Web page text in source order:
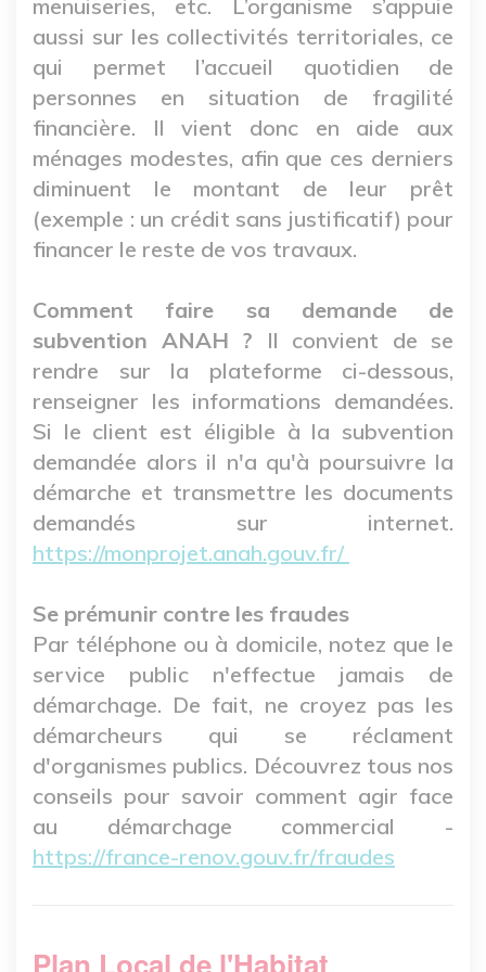
menuiseries, etc. L’organisme s’appuie
aussi sur les collectivités territoriales, ce
qui permet l’accueil quotidien de
personnes en situation de fragilité
financière. Il vient donc en aide aux
ménages modestes, afin que ces derniers
diminuent le montant de leur prêt
(exemple : un crédit sans justificatif) pour
financer le reste de vos travaux.
Comment faire sa demande de
subvention ANAH ? Il convient de se
rendre sur la plateforme ci-dessous,
renseigner les informations demandées.
Si le client est éligible à la subvention
demandée alors il n'a qu'à poursuivre la
démarche et transmettre les documents
demandés sur internet.
https://monprojet.anah.gouv.fr/
Se prémunir contre les fraudes
Par téléphone ou à domicile, notez que le
service public n'effectue jamais de
démarchage. De fait, ne croyez pas les
démarcheurs qui se réclament
d'organismes publics. Découvrez tous nos
conseils pour savoir comment agir face
au démarchage commercial -
https://france-renov.gouv.fr/fraudes
Plan Local de l'Habitat